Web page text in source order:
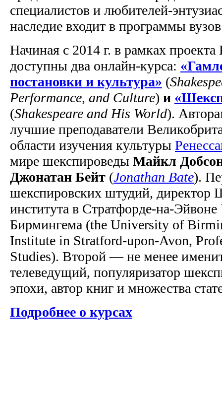
специалистов и любителей-
наследие входит в программы
Начиная с 2014 г. в рамках проекта
доступны два онлайн-курса:
постановки и культура» (
Performance, and Culture) и
(Shakespeare and His World).
лучшие преподаватели
области изучения культуры
мире шекспироведы Майкл
Джонатан Бейт (Jonathan Bate).
шекспировских штудий, директор
института в Стратфорде-на-Эйвоне
Бирмингема (the University of
Institute in Stratford-upon-Avon,
Studies). Второй — не менее
телеведущий, популяризатор
эпохи, автор книг и множества
Подробнее о курсах